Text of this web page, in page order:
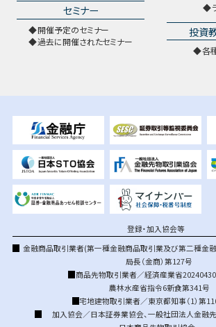
セミナー
開催予定のセミナー
過去に開催されたセミナー
投資
各
登録・加入協会等
金融商品取引業者(第一種金融商品取引業及び第二種金
局長（金商）第127号
商品先物取引業者／経済産業省
農林水産省指令6新食第341号
宅地建物取引業者／東京都知事（1）第
加入協会／日本証券業協会、 一般社団法人金融